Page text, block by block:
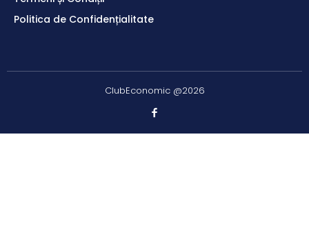
Politica de Confidențialitate
ClubEconomic @2026